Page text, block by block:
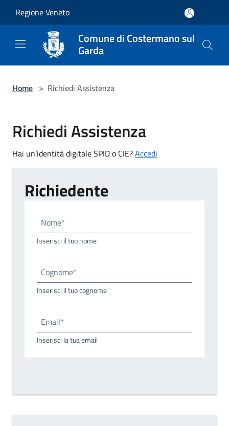
Regione Veneto
Comune di Costermano sul
Garda
Home > Richiedi Assistenza
Richiedi Assistenza
Hai un’identità digitale SPID o CIE?Accedi
Richiedente
Nome*
Inserisci il tuo nome
Cognome*
Inserisci il tuo cognome
Email*
Inserisci la tua email